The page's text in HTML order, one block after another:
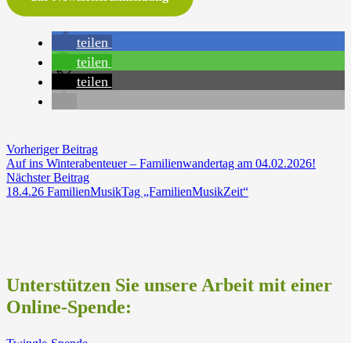
teilen
teilen
teilen
Vorheriger Beitrag
Auf ins Winterabenteuer – Familienwandertag am 04.02.2026!
Nächster Beitrag
18.4.26 FamilienMusikTag „FamilienMusikZeit“
Unterstützen Sie unsere Arbeit mit einer
Online-Spende: